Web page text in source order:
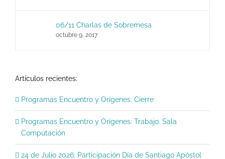
06/11 Charlas de Sobremesa
octubre 9, 2017
Artículos recientes:
Programas Encuentro y Orígenes: Cierre
Programas Encuentro y Orígenes: Trabajo. Sala
Computación
24 de Julio 2026: Participación Día de Santiago Apóstol